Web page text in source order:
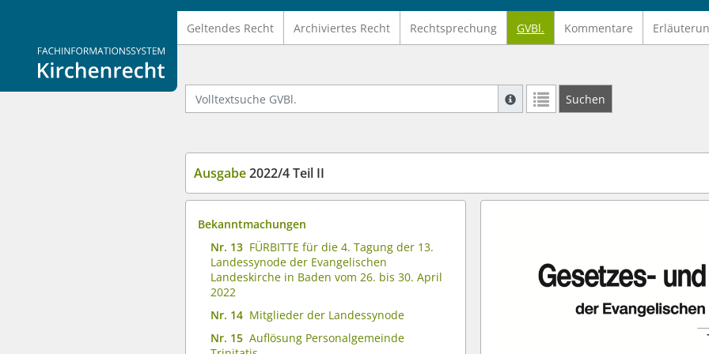
Logo Fachinformationssystem Kirchenrecht
Geltendes Recht Archiviertes Recht Rechtsprechung GVBl. Kommentare
Volltextsuche GVBl.
Suche mit Platzhalter "*", Bsp.
Suchen
Ausgabe2022/4 Teil II
Bekanntmachungen
Nr. 13 FÜRBITTE für die 4. Tagung der 13.
Landessynode der Evangelischen
Landeskirche in Baden vom 26. bis 30. April
2022
Nr. 14 Mitglieder der Landessynode
Nr. 15 Auflösung Personalgemeinde